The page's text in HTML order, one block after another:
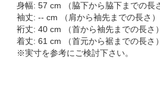
身幅: 57 cm （脇下から脇下までの長
袖丈: -- cm （肩から袖先までの長さ）
裄丈: 40 cm （首から袖先までの長さ）
着丈: 61 cm （首元から裾までの長さ）
※実寸を参考にご検討下さい。